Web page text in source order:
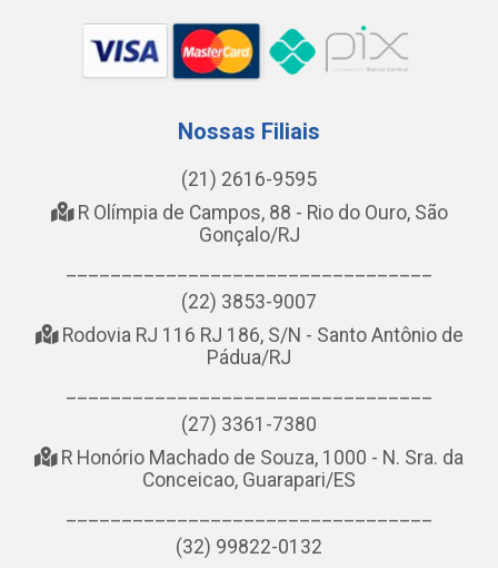
Nossas Filiais
(21) 2616-9595
R Olímpia de Campos, 88 - Rio do Ouro, São
Gonçalo/RJ
(22) 3853-9007
Rodovia RJ 116 RJ 186, S/N - Santo Antônio de
Pádua/RJ
(27) 3361-7380
R Honório Machado de Souza, 1000 - N. Sra. da
Conceicao, Guarapari/ES
(32) 99822-0132